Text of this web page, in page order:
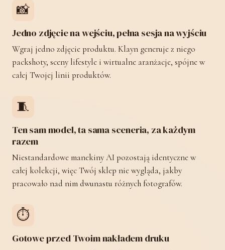
📸
Jedno zdjęcie na wejściu, pełna sesja na wyjściu
Wgraj jedno zdjęcie produktu. Klayn generuje z niego
packshoty, sceny lifestyle i wirtualne aranżacje, spójne w
całej Twojej linii produktów.
🧵
Ten sam model, ta sama sceneria, za każdym
razem
Niestandardowe manekiny AI pozostają identyczne w
całej kolekcji, więc Twój sklep nie wygląda, jakby
pracowało nad nim dwunastu różnych fotografów.
⏱️
Gotowe przed Twoim nakładem druku